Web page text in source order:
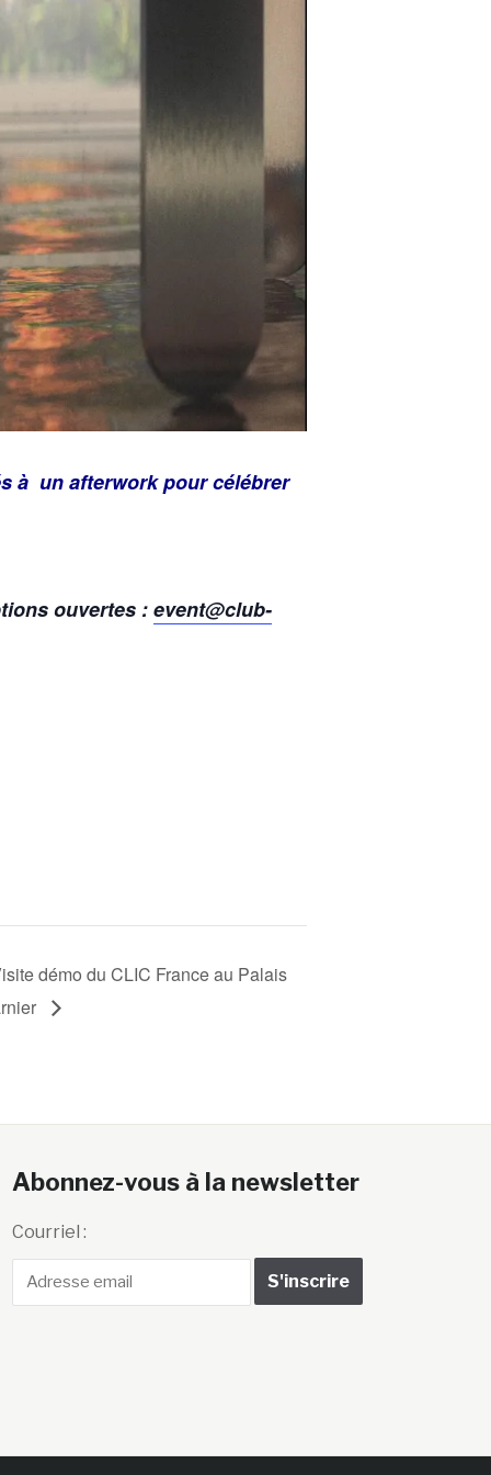
à un afterwork pour célébrer
ouvertes :event@club-
démo du CLIC France au Palais
Abonnez-vous à la newsletter
Courriel :